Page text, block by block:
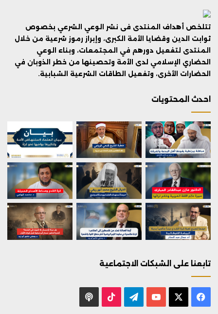
تتلخص أهداف المنتدى فى نشر الوعي الشرعي بخصوص
ثوابت الدين وقضايا الأمة الكبرى، وإبراز رموز شرعية من خلال
المنتدى لتفعيل دورهم في المجتمعات، وبناء الوعي
الحضاري الإسلامي لدى الأمة وتحصينها من خطر الذوبان في
الحضارات الأخرى، وتفعيل الطاقات الشرعية الشبابية.
احدث المحتويات
تابعنا على الشبكات الاجتماعية
فيسبوك يوتيوب تيلقرام ‫TikTok